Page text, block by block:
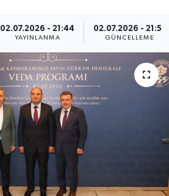
02.07.2026 - 21:44
YAYINLANMA
02.07.2026 - 21:51
GÜNCELLEME